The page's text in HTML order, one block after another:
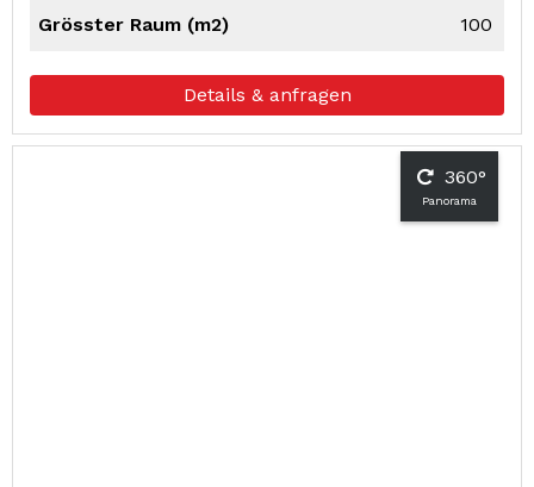
Grösster Raum (m2) 100
Details & anfragen
360°
Panorama